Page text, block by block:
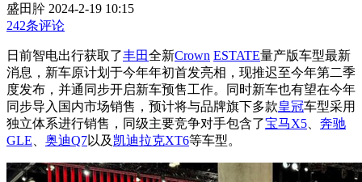
盛田肸 2024-2-19 10:15
242条评论
日前智电出行获取了丰田全新Crown ESTATE量产版车型最新
消息，新车原计划于今年年初首发亮相，现推迟至今年第二季
度发布，并通同步开启新车预售工作。同时新车也有望在今年
同步导入国内市场销售，预计将与品牌旗下多款皇冠车型采用
独立体系进行销售，同级主要竞争对手包含了宝马X5
奔驰
GLE
奥迪Q7以及凯迪拉克XT6等车型。